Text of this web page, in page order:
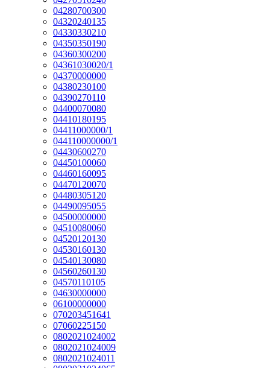
04280700300
04320240135
04330330210
04350350190
04360300200
04361030020/1
04370000000
04380230100
04390270110
04400070080
04410180195
04411000000/1
044110000000/1
04430600270
04450100060
04460160095
04470120070
04480305120
04490095055
04500000000
04510080060
04520120130
04530160130
04540130080
04560260130
04570110105
04630000000
06100000000
070203451641
07060225150
0802021024002
0802021024009
0802021024011